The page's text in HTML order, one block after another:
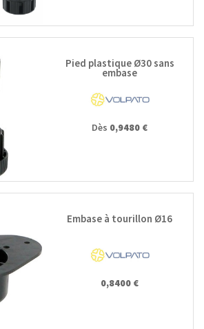
Pied plastique Ø30 sans
embase
Dès 0,9480 €
Embase à tourillon Ø16
0,8400 €